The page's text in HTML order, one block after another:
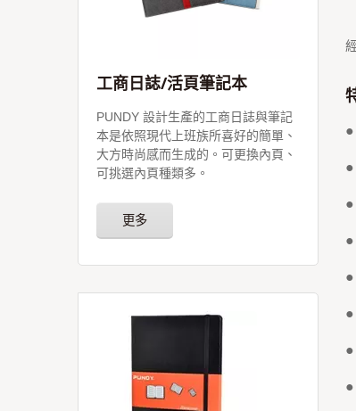
工商日誌/活頁筆記本
PUNDY 設計生產的工商日誌與筆記
本是依照現代上班族所喜好的簡單、
大方時尚感而生成的。可更換內頁、
可挑選內頁種類多。
更多